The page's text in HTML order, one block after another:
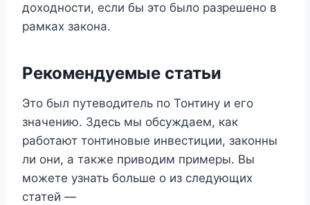
доходности, если бы это было разрешено в
рамках закона.
Рекомендуемые статьи
Это был путеводитель по Тонтину и его
значению. Здесь мы обсуждаем, как
работают тонтиновые инвестиции, законны
ли они, а также приводим примеры. Вы
можете узнать больше о из следующих
статей —